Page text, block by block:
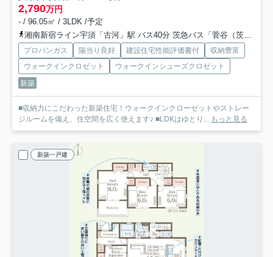
2,790万円
- / 96.05㎡ / 3LDK /予定
湘南新宿ライン宇須「古河」駅 バス40分 茨急バス「菅谷（茨城県）」 停歩10分
プロパンガス 陽当り良好 建設住宅性能評価書付
収納豊富
ウォークインクロゼット
ウォークインシューズクロゼット
新築
■収納力にこだわった新築住宅！ウォークインクローゼットやストレー
ジルームを備え、住空間を広く使えます♪ ■LDKはゆとり... もっと見る
新築一戸建